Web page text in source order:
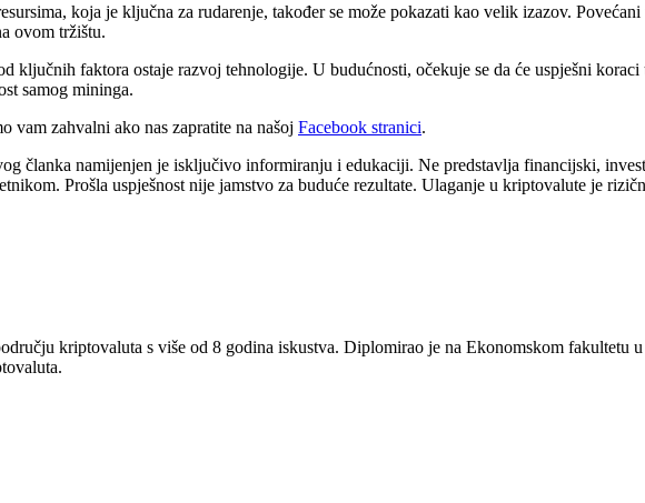
koja je ključna za rudarenje, također se može pokazati kao velik izazov.
ovom tržištu.
ključnih faktora ostaje razvoj tehnologije. U budućnosti, očekuje se da će uspješni
samog mininga.
zahvalni ako nas zapratite na našoj Facebook stranici.
članka namijenjen je isključivo informiranju i edukaciji. Ne predstavlja financijski,
Prošla uspješnost nije jamstvo za buduće rezultate. Ulaganje u kriptovalute je
kriptovaluta s više od 8 godina iskustva. Diplomirao je na Ekonomskom fakultetu